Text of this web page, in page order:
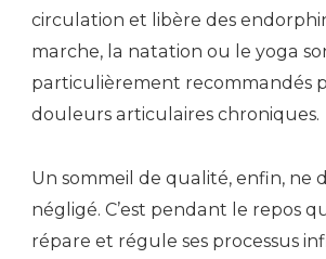
circulation et libère des
marche, la natation ou le yoga
particulièrement recommandés
douleurs articulaires chroniques.
Un sommeil de qualité, enfin, ne
négligé. C’est pendant le repos
répare et régule ses processus